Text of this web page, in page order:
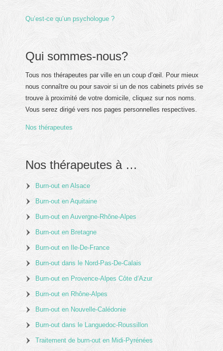
Qu’est-ce qu’un psychologue ?
Qui sommes-nous?
Tous nos thérapeutes par ville en un coup d’œil. Pour mieux
nous connaître ou pour savoir si un de nos cabinets privés se
trouve à proximité de votre domicile, cliquez sur nos noms.
Vous serez dirigé vers nos pages personnelles respectives.
Nos thérapeutes
Nos thérapeutes à …
Burn-out en Alsace
Burn-out en Aquitaine
Burn-out en Auvergne-Rhône-Alpes
Burn-out en Bretagne
Burn-out en Ile-De-France
Burn-out dans le Nord-Pas-De-Calais
Burn-out en Provence-Alpes Côte d’Azur
Burn-out en Rhône-Alpes
Burn-out en Nouvelle-Calédonie
Burn-out dans le Languedoc-Roussillon
Traitement de burn-out en Midi-Pyrénées